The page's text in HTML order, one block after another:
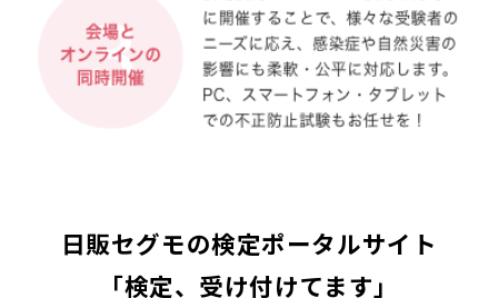
日販セグモの検定ポータルサイト
「検定、受け付けてます」